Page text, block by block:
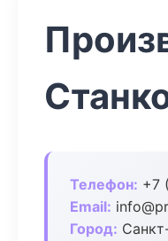
Телефон: +7
Email:
Город: